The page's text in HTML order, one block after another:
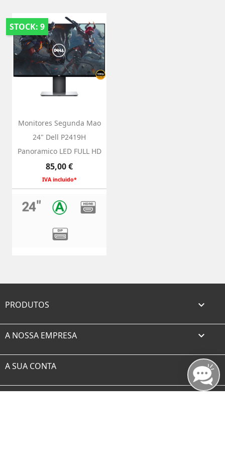
STOCK: 9
Monitores Segunda Mao
24" Dell P2419H
Panoramico LED FULL HD
Preço
85,00 €
IVA incluido*
PRODUTOS 
A NOSSA EMPRESA 
A SUA CONTA 